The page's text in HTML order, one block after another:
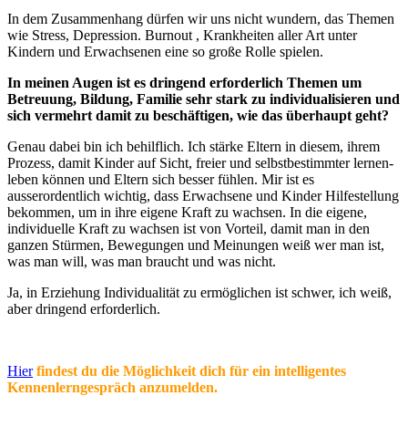
In dem Zusammenhang dürfen wir uns nicht wundern, das Themen
wie Stress, Depression. Burnout , Krankheiten aller Art unter
Kindern und Erwachsenen eine so große Rolle spielen.
In meinen Augen ist es dringend erforderlich Themen um
Betreuung, Bildung, Familie sehr stark zu individualisieren und
sich vermehrt damit zu beschäftigen, wie das überhaupt geht?
Genau dabei bin ich behilflich. Ich stärke Eltern in diesem, ihrem
Prozess, damit Kinder auf Sicht, freier und selbstbestimmter lernen-
leben können und Eltern sich besser fühlen. Mir ist es
ausserordentlich wichtig, dass Erwachsene und Kinder Hilfestellung
bekommen, um in ihre eigene Kraft zu wachsen. In die eigene,
individuelle Kraft zu wachsen ist von Vorteil, damit man in den
ganzen Stürmen, Bewegungen und Meinungen weiß wer man ist,
was man will, was man braucht und was nicht.
Ja, in Erziehung Individualität zu ermöglichen ist schwer, ich weiß,
aber dringend erforderlich.
Hierfindest du die Möglichkeit dich für ein intelligentes
Kennenlerngespräch anzumelden.